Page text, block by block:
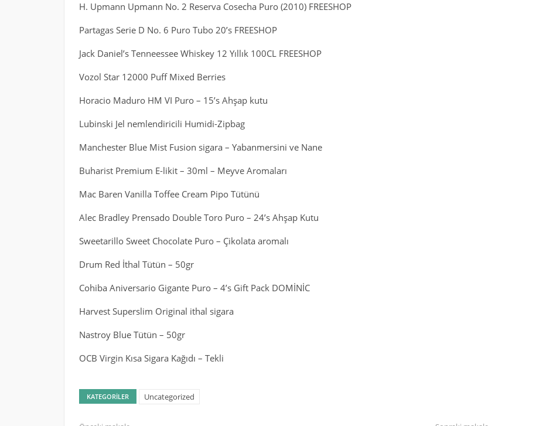
H. Upmann Upmann No. 2 Reserva Cosecha Puro (2010) FREESHOP
Partagas Serie D No. 6 Puro Tubo 20’s FREESHOP
Jack Daniel’s Tenneessee Whiskey 12 Yıllık 100CL FREESHOP
Vozol Star 12000 Puff Mixed Berries
Horacio Maduro HM VI Puro – 15’s Ahşap kutu
Lubinski Jel nemlendiricili Humidi-Zipbag
Manchester Blue Mist Fusion sigara – Yabanmersini ve Nane
Buharist Premium E-likit – 30ml – Meyve Aromaları
Mac Baren Vanilla Toffee Cream Pipo Tütünü
Alec Bradley Prensado Double Toro Puro – 24’s Ahşap Kutu
Sweetarillo Sweet Chocolate Puro – Çikolata aromalı
Drum Red İthal Tütün – 50gr
Cohiba Aniversario Gigante Puro – 4’s Gift Pack DOMİNİC
Harvest Superslim Original ithal sigara
Nastroy Blue Tütün – 50gr
OCB Virgin Kısa Sigara Kağıdı – Tekli
KATEGORILER Uncategorized